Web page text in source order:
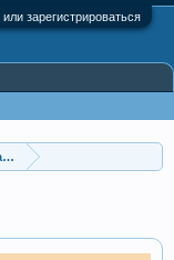
или зарегистрироваться